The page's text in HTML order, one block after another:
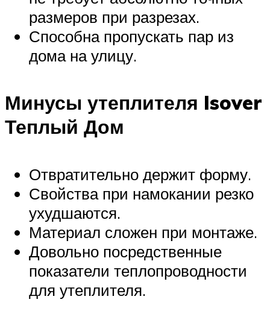
размеров при разрезах.
Способна пропускать пар из
дома на улицу.
Минусы утеплителя Isover
Теплый Дом
Отвратительно держит форму.
Свойства при намокании резко
ухудшаются.
Материал сложен при монтаже.
Довольно посредственные
показатели теплопроводности
для утеплителя.